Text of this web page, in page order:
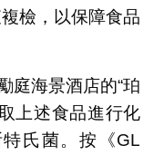
檢，以保障食品
庭海景酒店的“珀
上述食品進行化
氏菌。按《GL